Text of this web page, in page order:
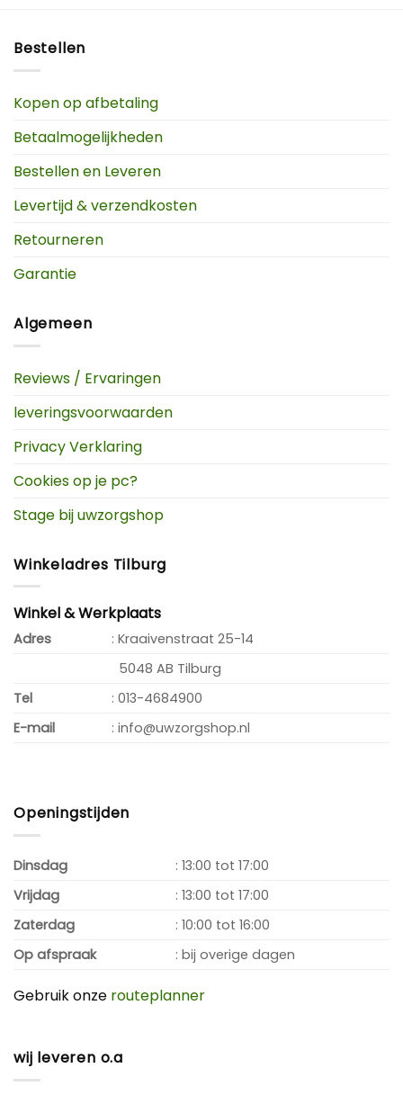
Bestellen
Kopen op afbetaling
Betaalmogelijkheden
Bestellen en Leveren
Levertijd & verzendkosten
Retourneren
Garantie
Algemeen
Reviews / Ervaringen
leveringsvoorwaarden
Privacy Verklaring
Cookies op je pc?
Stage bij uwzorgshop
Winkeladres Tilburg
Winkel & Werkplaats
Adres
: Kraaivenstraat 25-14
5048 AB Tilburg
Tel
: 013-4684900
E-mail
: info@uwzorgshop.nl
Openingstijden
Dinsdag
: 13:00 tot 17:00
Vrijdag
: 13:00 tot 17:00
Zaterdag
: 10:00 tot 16:00
Op afspraak
: bij overige dagen
Gebruik onze routeplanner
wij leveren o.a